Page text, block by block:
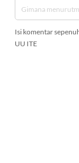
Isi komentar
UU ITE